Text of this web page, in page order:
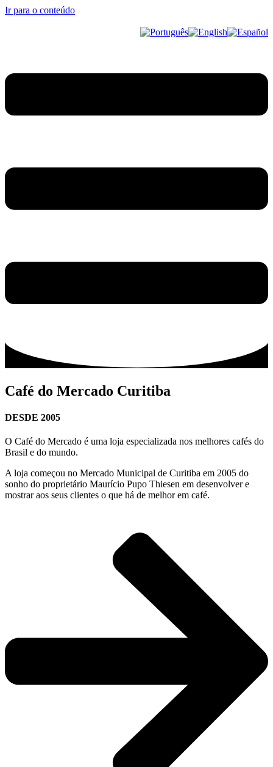
Ir para o conteúdo
Café do Mercado Curitiba
DESDE 2005
O Café do Mercado é uma loja especializada nos melhores cafés do
Brasil e do mundo.
A loja começou no Mercado Municipal de Curitiba em 2005 do
sonho do proprietário Maurício Pupo Thiesen em desenvolver e
mostrar aos seus clientes o que há de melhor em café.